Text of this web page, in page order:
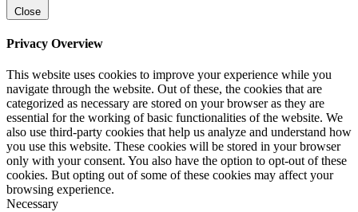
Close
Privacy Overview
This website uses cookies to improve your experience while you
navigate through the website. Out of these, the cookies that are
categorized as necessary are stored on your browser as they are
essential for the working of basic functionalities of the website. We
also use third-party cookies that help us analyze and understand how
you use this website. These cookies will be stored in your browser
only with your consent. You also have the option to opt-out of these
cookies. But opting out of some of these cookies may affect your
browsing experience.
Necessary